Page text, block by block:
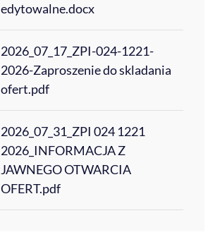
edytowalne.docx
2026_07_17_ZPI-024-1221-
2026-Zaproszenie do skladania
ofert.pdf
2026_07_31_ZPI 024 1221
2026_INFORMACJA Z
JAWNEGO OTWARCIA
OFERT.pdf